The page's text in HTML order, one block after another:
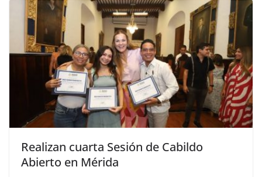
Realizan cuarta Sesión de Cabildo
Abierto en Mérida